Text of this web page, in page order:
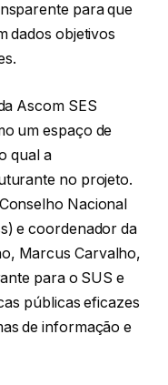
para que
dados objetivos
Ascom SES
um espaço de
qual a
no projeto.
Nacional
e coordenador da
Marcus Carvalho,
para o SUS e
públicas eficazes
de informação e